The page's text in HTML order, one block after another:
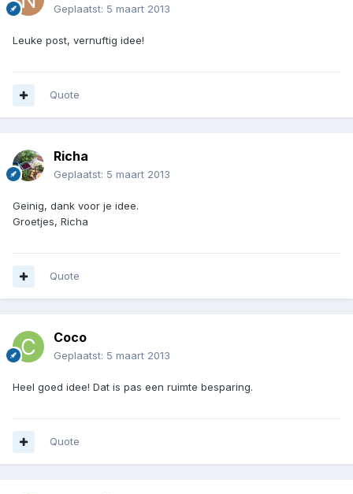
Geplaatst: 5 maart 2013
Leuke post, vernuftig idee!
Quote
Richa
Geplaatst: 5 maart 2013
Geinig, dank voor je idee.
Groetjes, Richa
Quote
Coco
Geplaatst: 5 maart 2013
Heel goed idee! Dat is pas een ruimte besparing.
Quote